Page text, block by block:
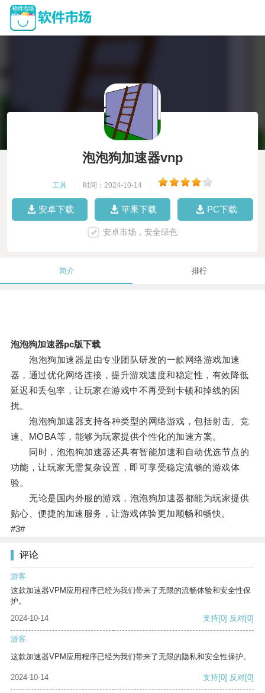
泡泡狗加速器vnp
工具 时间：2024-10-14
安卓下载 苹果下载 PC下载
安卓市场，安全绿色
简介 排行
泡泡狗加速器pc版下载
泡泡狗加速器是由专业团队研发的一款网络游戏加速
器，通过优化网络连接，提升游戏速度和稳定性，有效降低
延迟和丢包率，让玩家在游戏中不再受到卡顿和掉线的困
扰。
泡泡狗加速器支持各种类型的网络游戏，包括射击、竞
速、MOBA等，能够为玩家提供个性化的加速方案。
同时，泡泡狗加速器还具有智能加速和自动优选节点的
功能，让玩家无需复杂设置，即可享受稳定流畅的游戏体
验。
无论是国内外服的游戏，泡泡狗加速器都能为玩家提供
贴心、便捷的加速服务，让游戏体验更加顺畅和畅快。
#3#
评论
游客
这款加速器VPM应用程序已经为我们带来了无限的流畅体验和安全性保
护。
2024-10-14
支持[0] 反对[0]
游客
这款加速器VPM应用程序已经为我们带来了无限的隐私和安全性保护。
2024-10-14 支持[0] 反对[0]